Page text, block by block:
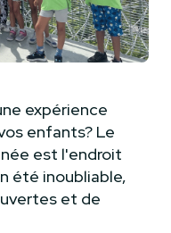
expérience
enfants? Le
est l'endroit
été inoubliable,
et de